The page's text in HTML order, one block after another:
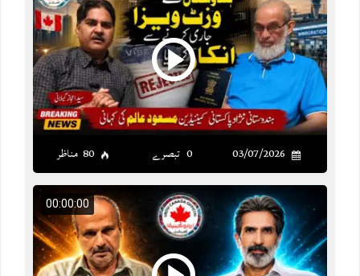
03/07/2026 0 تبصرے 80 مناظر
00:00:00